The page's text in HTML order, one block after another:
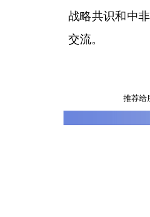
战略共识和中
交流。
推荐给